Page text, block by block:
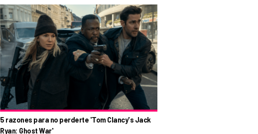
5 razones para no perderte 'Tom Clancy's Jack
Ryan: Ghost War'